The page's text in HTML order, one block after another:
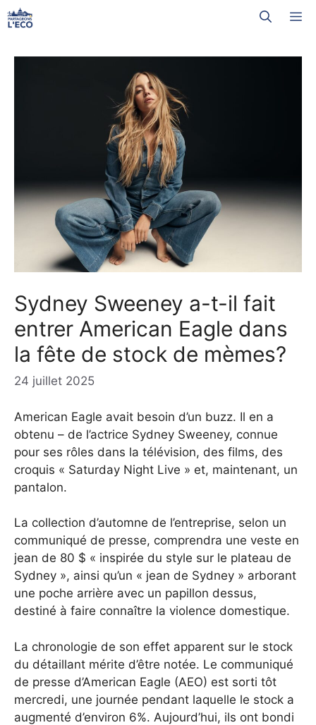
Aller
au
Sydney Sweeney a-t-il fait
entrer American Eagle dans
la fête de stock de mèmes?
24 juillet 2025
American Eagle avait besoin d’un buzz. Il en a
obtenu – de l’actrice Sydney Sweeney, connue
pour ses rôles dans la télévision, des films, des
croquis « Saturday Night Live » et, maintenant, un
pantalon.
La collection d’automne de l’entreprise, selon un
communiqué de presse, comprendra une veste en
jean de 80 $ « inspirée du style sur le plateau de
Sydney », ainsi qu’un « jean de Sydney » arborant
une poche arrière avec un papillon dessus,
destiné à faire connaître la violence domestique.
La chronologie de son effet apparent sur le stock
du détaillant mérite d’être notée. Le communiqué
de presse d’American Eagle (AEO) est sorti tôt
mercredi, une journée pendant laquelle le stock a
augmenté d’environ 6%. Aujourd’hui, ils ont bondi